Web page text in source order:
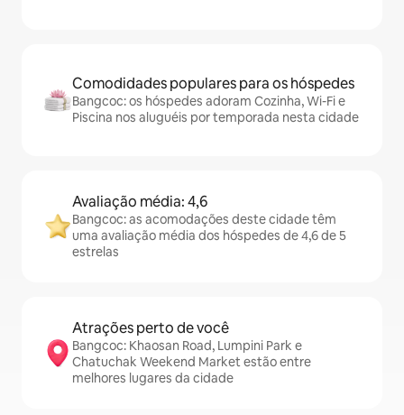
Comodidades populares para os hóspedes
Bangcoc: os hóspedes adoram Cozinha, Wi-Fi e
Piscina nos aluguéis por temporada nesta cidade
Avaliação média: 4,6
Bangcoc: as acomodações deste cidade têm
uma avaliação média dos hóspedes de 4,6 de 5
estrelas
Atrações perto de você
Bangcoc: Khaosan Road, Lumpini Park e
Chatuchak Weekend Market estão entre
melhores lugares da cidade